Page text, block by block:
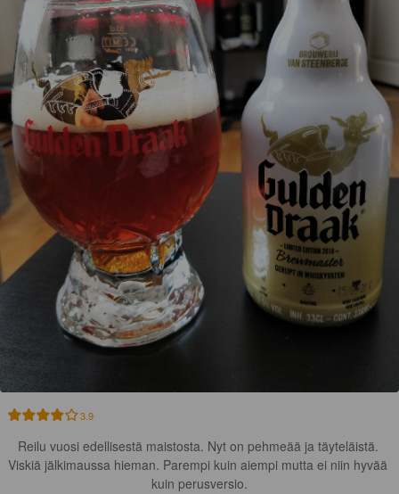
3.9
Reilu vuosi edellisestä maistosta. Nyt on pehmeää ja täyteläistä.
Viskiä jälkimaussa hieman. Parempi kuin aiempi mutta ei niin hyvää
kuin perusversio.